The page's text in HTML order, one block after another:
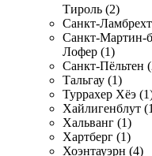
Тироль (2)
Санкт-
Санкт-Мартин-
Лофер (1)
Санкт-Пёльтен
Тальгау (1)
Туррахер Хёэ
Хайлигенблут
Хальванг (1)
Хартберг (1)
Хоэнтауэрн (4)